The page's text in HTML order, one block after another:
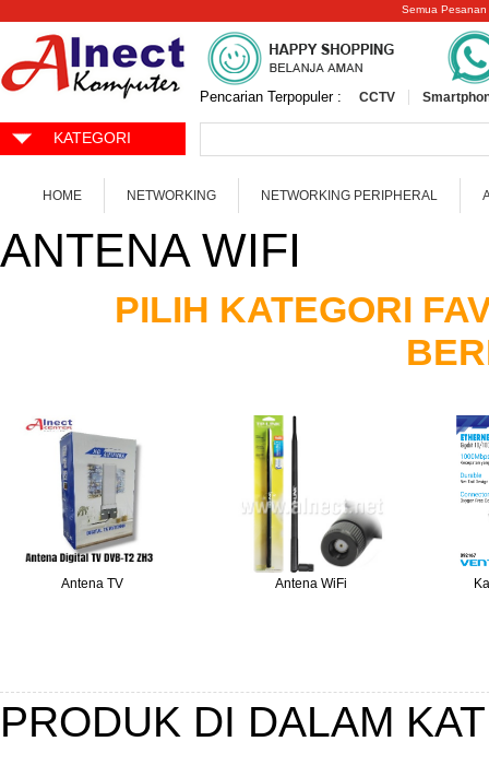
Semua Pesanan
Pencarian Terpopuler : CCTV
KATEGORI
HOME NETWORKING NETWORKING PERIPHERAL
ANTENA WIFI
PILIH KATEGORI
Antena TV Antena WiFi
PRODUK DI DALAM